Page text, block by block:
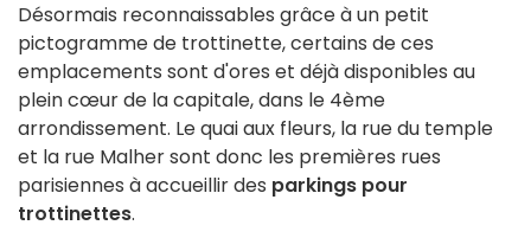
Désormais reconnaissables grâce à un petit
pictogramme de trottinette, certains de ces
emplacements sont d'ores et déjà disponibles au
plein cœur de la capitale, dans le 4ème
arrondissement. Le quai aux fleurs, la rue du temple
et la rue Malher sont donc les premières rues
parisiennes à accueillir des parkings pour
trottinettes.